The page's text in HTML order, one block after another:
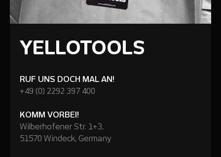
YELLOTOOLS
RUF UNS DOCH MAL AN!
+49 (0) 2292 397 400
KOMM VORBEI!
Wilberhofener Str. 1+3,
51570 Windeck, Germany